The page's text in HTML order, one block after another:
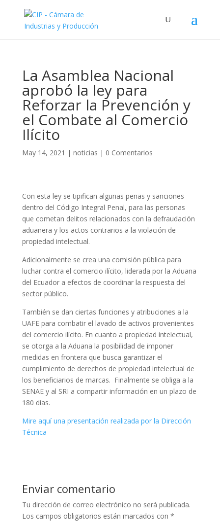
La Asamblea Nacional
aprobó la ley para
Reforzar la Prevención y
el Combate al Comercio
Ilícito
May 14, 2021 | noticias | 0 Comentarios
Con esta ley se tipifican algunas penas y sanciones
dentro del Código Integral Penal, para las personas
que cometan delitos relacionados con la defraudación
aduanera y los actos contrarios a la violación de
propiedad intelectual.
Adicionalmente se crea una comisión pública para
luchar contra el comercio ilícito, liderada por la Aduana
del Ecuador a efectos de coordinar la respuesta del
sector público.
También se dan ciertas funciones y atribuciones a la
UAFE para combatir el lavado de activos provenientes
del comercio ilícito. En cuanto a propiedad intelectual,
se otorga a la Aduana la posibilidad de imponer
medidas en frontera que busca garantizar el
cumplimiento de derechos de propiedad intelectual de
los beneficiarios de marcas. Finalmente se obliga a la
SENAE y al SRI a compartir información en un plazo de
180 días.
Mire aquí una presentación realizada por la Dirección
Técnica
Enviar comentario
Tu dirección de correo electrónico no será publicada.
Los campos obligatorios están marcados con *